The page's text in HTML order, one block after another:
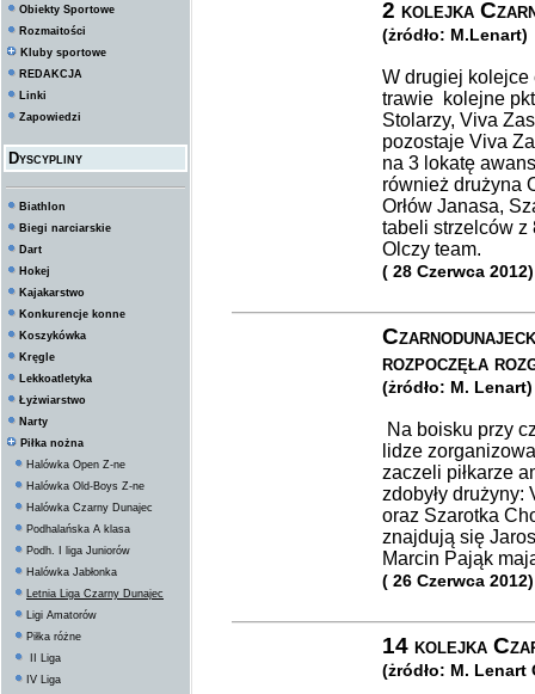
Obiekty Sportowe
Rozmaitości
Kluby sportowe
REDAKCJA
Linki
Zapowiedzi
Dyscypliny
Biathlon
Biegi narciarskie
Dart
Hokej
Kajakarstwo
Konkurencje konne
Koszykówka
Kręgle
Lekkoatletyka
Łyżwiarstwo
Narty
Piłka nożna
Halówka Open Z-ne
Halówka Old-Boys Z-ne
Halówka Czarny Dunajec
Podhalańska A klasa
Podh. I liga Juniorów
Halówka Jabłonka
Letnia Liga Czarny Dunajec
Ligi Amatorów
Piłka różne
II Liga
IV Liga
2 kolejka
(żródło: M.Lenart)
W drugiej kolejce
trawie kolejne
Stolarzy, Viva
pozostaje Viva
na 3 lokatę
również drużyna
Orłów Janasa,
tabeli strzelców z
Olczy team.
( 28 Czerwca 2012)
rozpoczęła
(żródło: M. Lenart)
Na boisku przy
lidze
zaczeli piłkarze
zdobyły drużyny:
oraz Szarotka
znajdują się
Marcin Pająk
( 26 Czerwca 2012)
14 kolejka
(żródło: M. Lenart